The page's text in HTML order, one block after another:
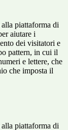
piattaforma di
aiutare i
dei visitatori e
pattern, in cui il
e lettere, che
che imposta il
piattaforma di